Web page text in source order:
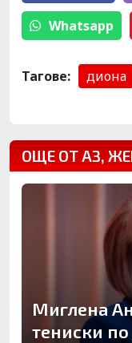
Whatsapp
Тагове: диона
ОЩЕ ОТ АЗ,
Миглена
тениски